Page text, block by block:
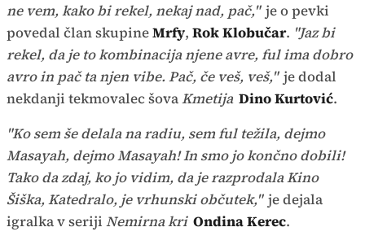
ne vem, kako bi rekel, nekaj nad, pač," je o pevki
povedal član skupineMrfy, Rok Klobučar. "Jaz bi
rekel, da je to kombinacija njene avre, ful ima dobro
avro in pač ta njen vibe. Pač, če veš, veš," je dodal
nekdanji tekmovalec šovaKmetija Dino Kurtović.
"Ko sem še delala na radiu, sem ful težila, dejmo
Masayah, dejmo Masayah! In smo jo končno dobili!
Tako da zdaj, ko jo vidim, da je razprodala Kino
Šiška, Katedralo, je vrhunski občutek," je dejala
igralka v seriji Nemirna kri Ondina Kerec.